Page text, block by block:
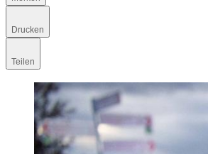
Drucken
Teilen